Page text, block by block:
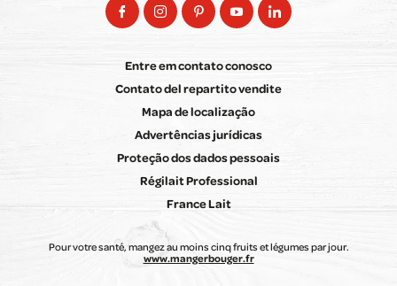
Entre em contato conosco
Contato del repartito vendite
Mapa de localização
Advertências jurídicas
Proteção dos dados pessoais
Régilait Professional
France Lait
Pour votre santé, mangez au moins cinq fruits et légumes par jour.
www.mangerbouger.fr